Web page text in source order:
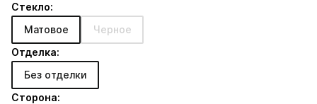
Стекло:
Матовое
Черное
Отделка:
Без отделки
Сторона: